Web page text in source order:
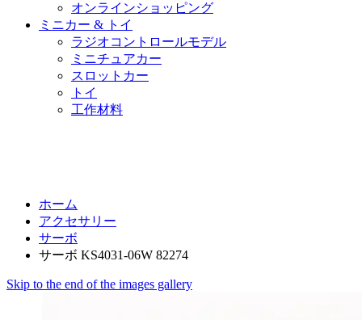
オンラインショッピング
ミニカー & トイ
ラジオコントロールモデル
ミニチュアカー
スロットカー
トイ
工作材料
ホーム
アクセサリー
サーボ
サーボ KS4031-06W 82274
Skip to the end of the images gallery